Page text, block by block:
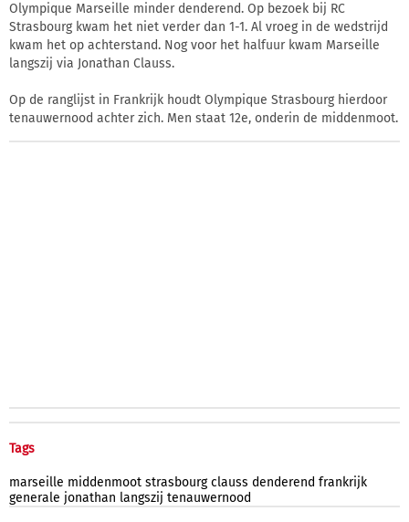
Olympique Marseille minder denderend. Op bezoek bij RC
Strasbourg kwam het niet verder dan 1-1. Al vroeg in de wedstrijd
kwam het op achterstand. Nog voor het halfuur kwam Marseille
langszij via Jonathan Clauss.
Op de ranglijst in Frankrijk houdt Olympique Strasbourg hierdoor
tenauwernood achter zich. Men staat 12e, onderin de middenmoot.
Tags
marseille middenmoot strasbourg clauss denderend frankrijk
generale jonathan langszij tenauwernood